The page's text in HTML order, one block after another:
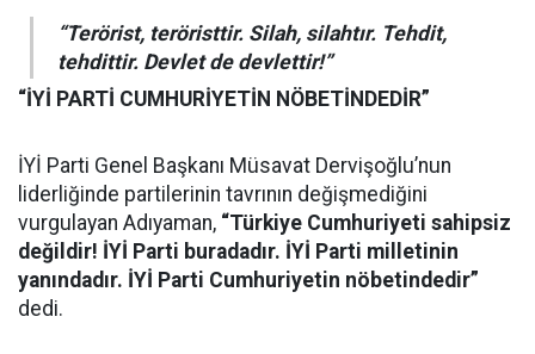
“Terörist, teröristtir. Silah, silahtır. Tehdit,
tehdittir. Devlet de devlettir!”
“İYİ PARTİ CUMHURİYETİN NÖBETİNDEDİR”
İYİ Parti Genel Başkanı Müsavat Dervişoğlu’nun
liderliğinde partilerinin tavrının değişmediğini
vurgulayan Adıyaman, “Türkiye Cumhuriyeti sahipsiz
değildir! İYİ Parti buradadır. İYİ Parti milletinin
yanındadır. İYİ Parti Cumhuriyetin nöbetindedir”
dedi.